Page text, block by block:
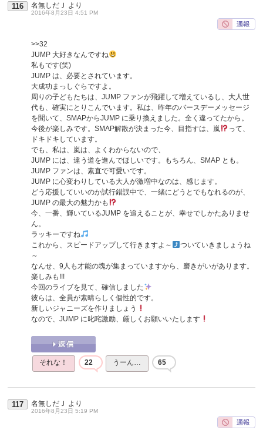
116 名無しだＪ より
2016年8月23日 4:51 PM
>>32
JUMP 大好きなんですね
私もです(笑)
JUMP は、必要とされています。
大成功まっしぐらですよ。
周りの子どもたちは、JUMP ファンが飛躍して増えているし、大人世
代も、確実にとりこんでいます。私は、昨年のバースデーメッセージ
を聞いて、SMAPからJUMP に乗り換えました。全く違ってたから。
今後が楽しみです。SMAP解散が決まった今、目指すは、嵐
って、
ドキドキしています。
でも、私は、嵐は、よくわからないので、
JUMP には、違う道を進んでほしいです。もちろん、SMAP とも。
JUMP ファンは、素直で可愛いです。
JUMP に心変わりしている大人が激増中なのは、感じます。
どう応援していいのか試行錯誤中で、一緒にどうとでもなれるのが、
JUMP の最大の魅力かも
今、一番、輝いているJUMP を追えることが、幸せでしかたありませ
ん。
ラッキーですね
これから、スピードアップして行きますよ～
ついていきましょうね
～
なんせ、9人も才能の塊が集まっていますから、磨きがいがあります。
楽しみも!!!
今回のライブを見て、確信しました
彼らは、全員が素晴らしく個性的です。
新しいジャニーズを作りましょう
なので、JUMP に叱咤激励、厳しくお願いいたします
それな！ 22 うーん… 65
117 名無しだＪ より
2016年8月23日 5:19 PM